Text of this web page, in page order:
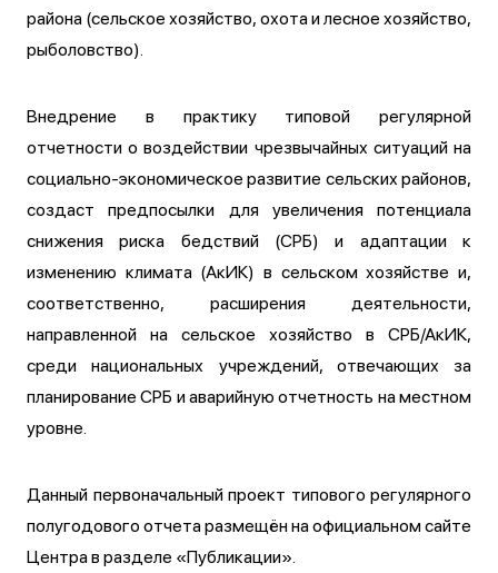
района (сельское хозяйство, охота и лесное хозяйство,
рыболовство).
Внедрение в практику типовой регулярной
отчетности о воздействии чрезвычайных ситуаций на
социально-экономическое развитие сельских районов,
создаст предпосылки для увеличения потенциала
снижения риска бедствий (СРБ) и адаптации к
изменению климата (АкИК) в сельском хозяйстве и,
соответственно, расширения деятельности,
направленной на сельское хозяйство в СРБ/АкИК,
среди национальных учреждений, отвечающих за
планирование СРБ и аварийную отчетность на местном
уровне.
Данный первоначальный проект типового регулярного
полугодового отчета размещён на официальном сайте
Центра в разделе «Публикации».